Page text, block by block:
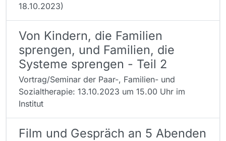
18.10.2023)
Von Kindern, die Familien
sprengen, und Familien, die
Systeme sprengen - Teil 2
Vortrag/Seminar der Paar-, Familien- und
Sozialtherapie: 13.10.2023 um 15.00 Uhr im
Institut
Film und Gespräch an 5 Abenden